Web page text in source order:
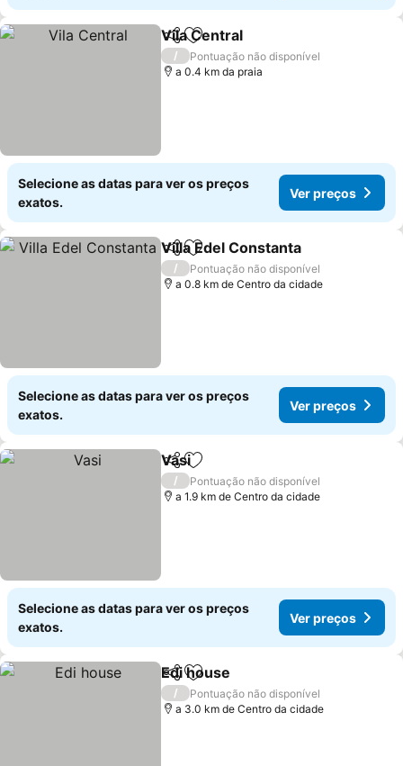
PartilharAdicionar aos favoritos
Vila Central
/
Pontuação não disponível
a 0.4 km da praia
Selecione as datas para ver os preços
exatos.
Ver preços
PartilharAdicionar aos favoritos
Villa Edel Constanta
/
Pontuação não disponível
a 0.8 km de Centro da cidade
Selecione as datas para ver os preços
exatos.
Ver preços
PartilharAdicionar aos favoritos
Vasi
/
Pontuação não disponível
a 1.9 km de Centro da cidade
Selecione as datas para ver os preços
exatos.
Ver preços
PartilharAdicionar aos favoritos
Edi house
/
Pontuação não disponível
a 3.0 km de Centro da cidade